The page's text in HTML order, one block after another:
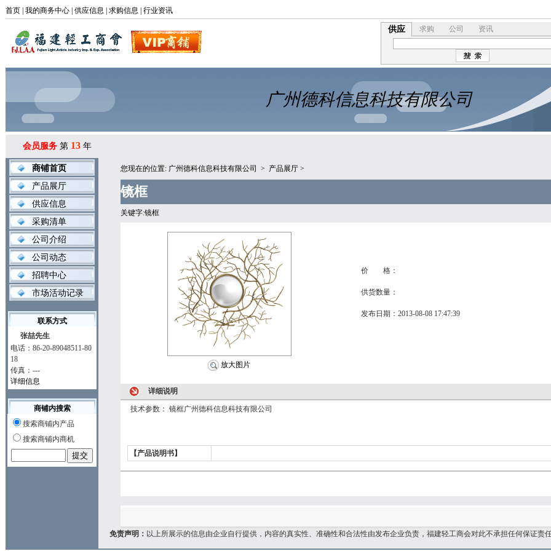
首页 我的商务中心 供应信息 求购信息 行业资讯
供应 求购 公司 资讯
广州德科信息科技有限公司
会员服务 第 13 年
商铺首页
产品展厅
供应信息
采购清单
公司介绍
公司动态
招聘中心
市场活动记录
联系方式
张喆先生
电话：86-20-89048511-80
18
传真：---
详细信息
商铺内搜索
搜索商铺内产品
搜索商铺内商机
您现在的位置: 广州德科信息科技有限公司 > 产品展厅>
镜框
关键字:镜框
放大图片
价 格：
供货数量：
发布日期：2013-08-08 17:47:39
详细说明
技术参数： 镜框广州德科信息科技有限公司
【产品说明书】
免责声明： 以上所展示的信息由企业自行提供，内容的真实性、准确性和合法性由发布企业负责，福建轻工商会对此不承担任何保证责